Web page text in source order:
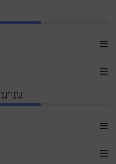
≡
≡
มาณ
≡
≡